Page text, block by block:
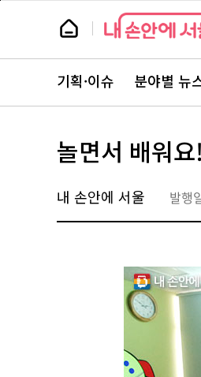
본
뉴
스
뉴
스
주
서
바
로
기획·이슈 분야별 뉴
놀면서 배워
내 손안에 서울 발행
페